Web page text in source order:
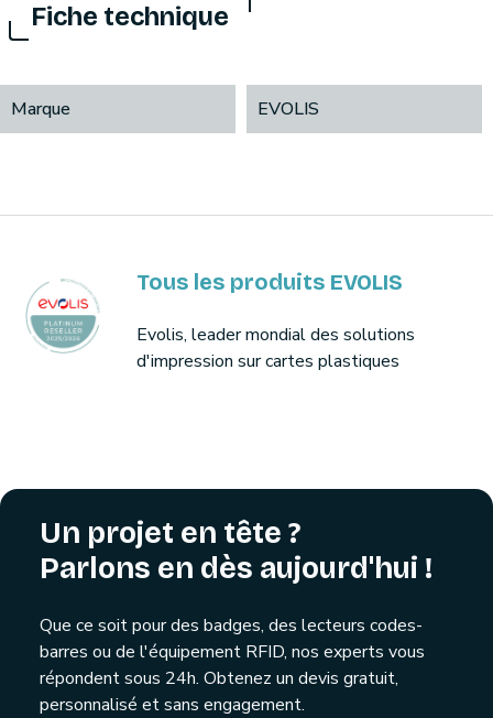
Fiche technique
Marque EVOLIS
Tous les produits EVOLIS
Evolis, leader mondial des solutions
d'impression sur cartes plastiques
Un projet en tête ?
Parlons en dès aujourd'hui !
Que ce soit pour des badges, des lecteurs codes-
barres ou de l'équipement RFID, nos experts vous
répondent sous 24h. Obtenez un devis gratuit,
personnalisé et sans engagement.